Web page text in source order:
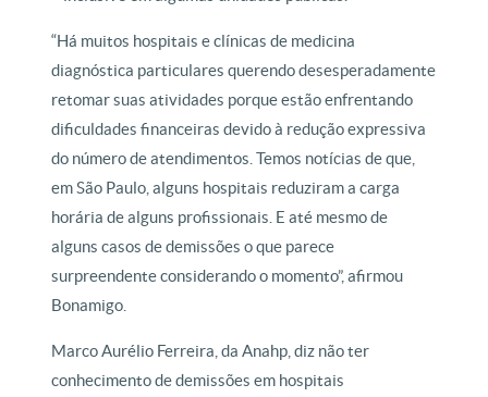
“Há muitos hospitais e clínicas de medicina
diagnóstica particulares querendo desesperadamente
retomar suas atividades porque estão enfrentando
dificuldades financeiras devido à redução expressiva
do número de atendimentos. Temos notícias de que,
em São Paulo, alguns hospitais reduziram a carga
horária de alguns profissionais. E até mesmo de
alguns casos de demissões o que parece
surpreendente considerando o momento”, afirmou
Bonamigo.
Marco Aurélio Ferreira, da Anahp, diz não ter
conhecimento de demissões em hospitais